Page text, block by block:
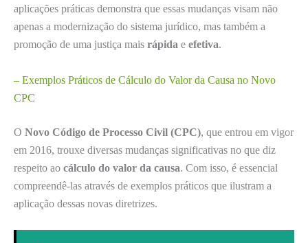
aplicações práticas demonstra que essas mudanças visam não
apenas a modernização do sistema jurídico, mas também a
promoção de uma justiça mais rápida e efetiva.
– Exemplos Práticos de Cálculo do Valor da Causa no Novo
CPC
O Novo Código de Processo Civil (CPC), que entrou em vigor
em 2016, trouxe diversas mudanças significativas no que diz
respeito ao cálculo do valor da causa. Com isso, é essencial
compreendê-las através de exemplos práticos que ilustram a
aplicação dessas novas diretrizes.